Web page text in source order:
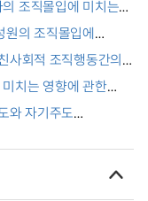
조직몰입에 미치는
on Teacher's
Effect of Growth
원의 조직몰입에
of Startup
Commitment :
Crafting
사회적 조직행동간의
치는 영향에 관한
on the
와 자기주도